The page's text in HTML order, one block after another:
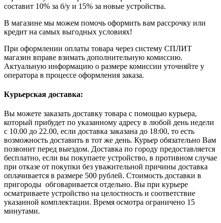
составит 10% за б/у и 15% за новые устройства.
В магазине мы можем помочь оформить вам рассрочку или
кредит на самых выгодных условиях!
При оформлении оплаты товара через систему СПЛИТ
магазин вправе взимать дополнительную комиссию.
Актуальную информацию о размере комиссии уточняйте у
оператора в процессе оформления заказа.
Курьерская доставка:
Вы можете заказать доставку товара с помощью курьера,
который прибудет по указанному адресу в любой день недели
с 10.00 до 22.00, если доставка заказана до 18:00, то есть
возможность доставить в тот же день. Курьер обязательно Вам
позвонит перед выездом. Доставка по городу предоставляется
бесплатно, если вы покупаете устройство, в противном случае
при отказе от покупки без уважительной причины доставка
оплачивается в размере 500 рублей. Стоимость доставки в
пригороды обговаривается отдельно. Вы при курьере
осматриваете устройство на целостность и соответствие
указанной комплектации. Время осмотра ограничено 15
минутами.